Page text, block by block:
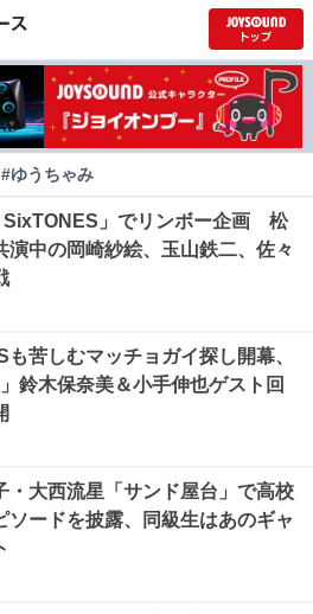
#ゆうちゃみ
SixTONES」でリンボー企画 松
演中の岡崎紗絵、玉山鉄二、佐々
苦しむマッチョガイ探し開幕、
」鈴木保奈美＆小手伸也ゲスト回
・大西流星「サンド屋台」で高校
ソードを披露、同級生はあのギャ